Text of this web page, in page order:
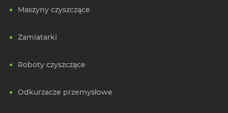
Maszyny czyszczące
Zamiatarki
Roboty czyszczące
Odkurzacze przemysłowe